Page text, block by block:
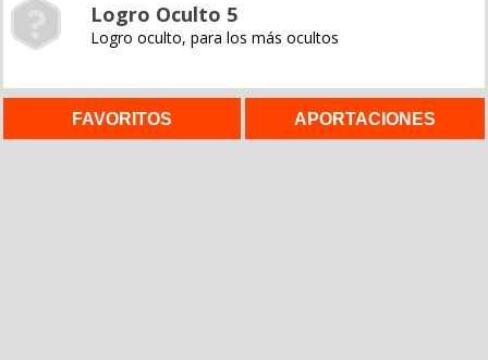
Logro Oculto 5
Logro oculto, para los más ocultos
FAVORITOS APORTACIONES